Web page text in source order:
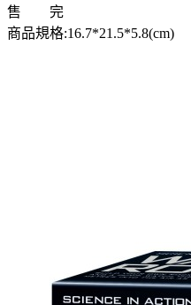
售 完
商品規格:16.7*21.5*5.8(cm)